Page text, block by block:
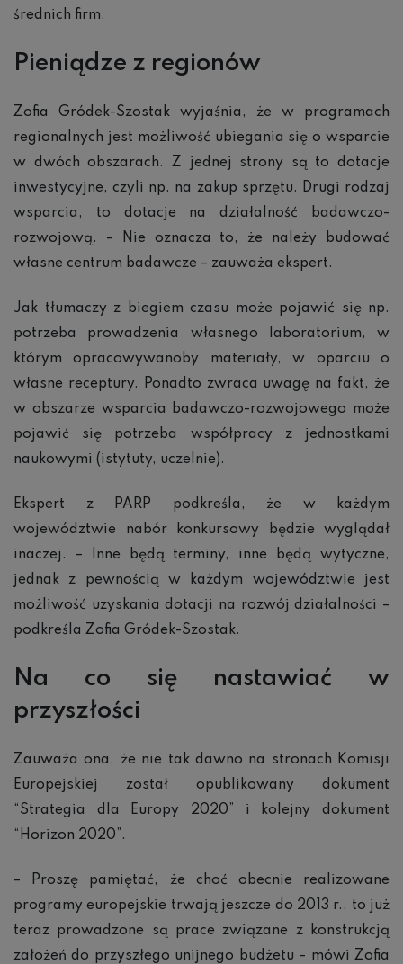
średnich firm.
Pieniądze z regionów
Zofia Gródek-Szostak wyjaśnia, że w programach
regionalnych jest możliwość ubiegania się o wsparcie
w dwóch obszarach. Z jednej strony są to dotacje
inwestycyjne, czyli np. na zakup sprzętu. Drugi rodzaj
wsparcia, to dotacje na działalność badawczo-
rozwojową. – Nie oznacza to, że należy budować
własne centrum badawcze – zauważa ekspert.
Jak tłumaczy z biegiem czasu może pojawić się np.
potrzeba prowadzenia własnego laboratorium, w
którym opracowywanoby materiały, w oparciu o
własne receptury. Ponadto zwraca uwagę na fakt, że
w obszarze wsparcia badawczo-rozwojowego może
pojawić się potrzeba współpracy z jednostkami
naukowymi (istytuty, uczelnie).
Ekspert z PARP podkreśla, że w każdym
województwie nabór konkursowy będzie wyglądał
inaczej. – Inne będą terminy, inne będą wytyczne,
jednak z pewnością w każdym województwie jest
możliwość uzyskania dotacji na rozwój działalności –
podkreśla Zofia Gródek-Szostak.
Na co się nastawiać w
przyszłości
Zauważa ona, że nie tak dawno na stronach Komisji
Europejskiej został opublikowany dokument
“Strategia dla Europy 2020” i kolejny dokument
“Horizon 2020”.
– Proszę pamiętać, że choć obecnie realizowane
programy europejskie trwają jeszcze do 2013 r., to już
teraz prowadzone są prace związane z konstrukcją
założeń do przyszłego unijnego budżetu – mówi Zofia